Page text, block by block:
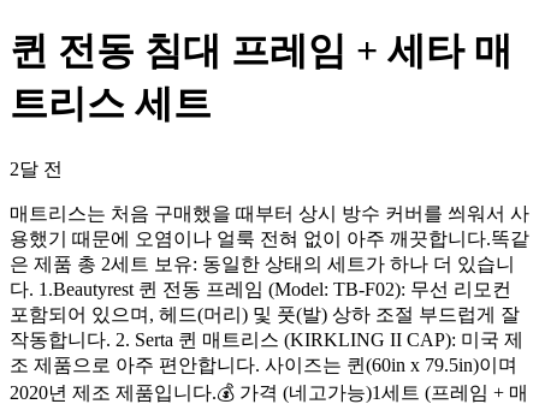
퀸 전동 침대 프레임 + 세타 매
트리스 세트
2달 전
매트리스는 처음 구매했을 때부터 상시 방수 커버를 씌워서 사
용했기 때문에 오염이나 얼룩 전혀 없이 아주 깨끗합니다. ​똑같
은 제품 총 2세트 보유: 동일한 상태의 세트가 하나 더 있습니
다. 1.​Beautyrest 퀸 전동 프레임 (Model: TB-F02): 무선 리모컨
포함되어 있으며, 헤드(머리) 및 풋(발) 상하 조절 부드럽게 잘
작동합니다. 2. ​Serta 퀸 매트리스 (KIRKLING II CAP): 미국 제
조 제품으로 아주 편안합니다. 사이즈는 퀸(60in x 79.5in)이며
2020년 제조 제품입니다. ​💰 가격 (네고가능) ​1세트 (프레임 + 매